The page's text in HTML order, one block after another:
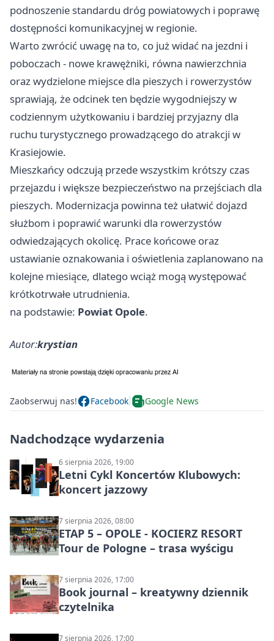
podnoszenie standardu dróg powiatowych i poprawę
dostępności komunikacyjnej w regionie.
Warto zwrócić uwagę na to, co już widać na jezdni i
poboczach - nowe krawężniki, równa nawierzchnia
oraz wydzielone miejsce dla pieszych i rowerzystów
sprawiają, że odcinek ten będzie wygodniejszy w
codziennym użytkowaniu i bardziej przyjazny dla
ruchu turystycznego prowadzącego do atrakcji w
Krasiejowie.
Mieszkańcy odczują przede wszystkim krótszy czas
przejazdu i większe bezpieczeństwo na przejściach dla
pieszych. Modernizacja powinna też ułatwić dojazd
służbom i poprawić warunki dla rowerzystów
odwiedzających okolicę. Prace końcowe oraz
ustawianie oznakowania i oświetlenia zaplanowano na
kolejne miesiące, dlatego wciąż mogą występować
krótkotrwałe utrudnienia.
na podstawie: Powiat Opole.
Autor:krystian
Zaobserwuj nas! Facebook Google News
Nadchodzące wydarzenia
6 sierpnia 2026, 19:00
Letni Cykl Koncertów Klubowych:
koncert jazzowy
7 sierpnia 2026, 08:00
ETAP 5 – OPOLE - KOCIERZ RESORT
Tour de Pologne – trasa wyścigu
7 sierpnia 2026, 17:00
Book journal – kreatywny dziennik
czytelnika
7 sierpnia 2026, 17:00